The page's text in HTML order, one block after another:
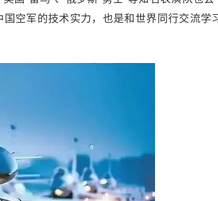
空军的技术实力，也是和世界同行交流学